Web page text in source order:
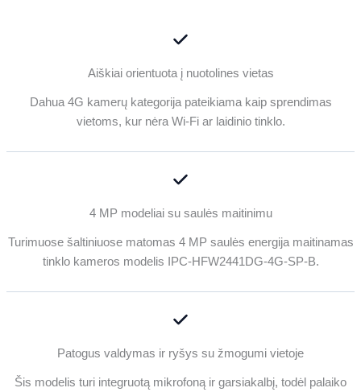
Aiškiai orientuota į nuotolines vietas
Dahua 4G kamerų kategorija pateikiama kaip sprendimas
vietoms, kur nėra Wi‑Fi ar laidinio tinklo.
4 MP modeliai su saulės maitinimu
Turimuose šaltiniuose matomas 4 MP saulės energija maitinamas
tinklo kameros modelis IPC-HFW2441DG-4G-SP-B.
Patogus valdymas ir ryšys su žmogumi vietoje
Šis modelis turi integruotą mikrofoną ir garsiakalbį, todėl palaiko